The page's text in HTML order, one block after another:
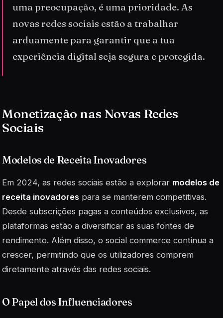
uma preocupação, é uma prioridade. As
novas redes sociais estão a trabalhar
arduamente para garantir que a tua
experiência digital seja segura e protegida.
Monetização nas Novas Redes
Sociais
Modelos de Receita Inovadores
Em 2024, as redes sociais estão a explorar modelos de
receita inovadores para se manterem competitivas.
Desde subscrições pagas a conteúdos exclusivos, as
plataformas estão a diversificar as suas fontes de
rendimento. Além disso, o social commerce continua a
crescer, permitindo que os utilizadores comprem
diretamente através das redes sociais.
O Papel dos Influenciadores